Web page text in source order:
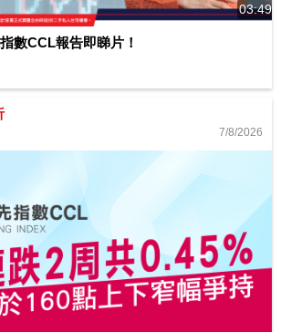
03:49
數CCL報告即睇片！
7/8/2026